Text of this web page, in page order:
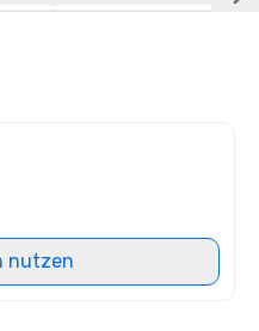
nutzen